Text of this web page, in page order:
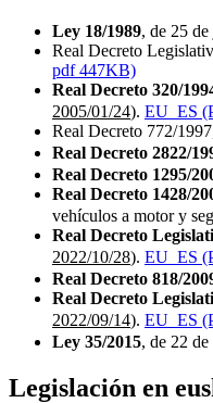
Ley 18/1989, de 25
Real Decreto
pdf 447KB)
Real Decreto 320/
2005/01/24). EU_ES
Real Decreto 772/
Real Decreto 2822/
Real Decreto 1295/
Real Decreto 1428/
vehículos a motor y
Real Decreto
2022/10/28). EU_ES
Real Decreto 818/
Real Decreto
2022/09/14). EU_ES
Ley 35/2015, de 22
Legislación en